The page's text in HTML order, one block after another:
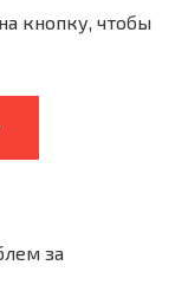
кнопку, чтобы
за